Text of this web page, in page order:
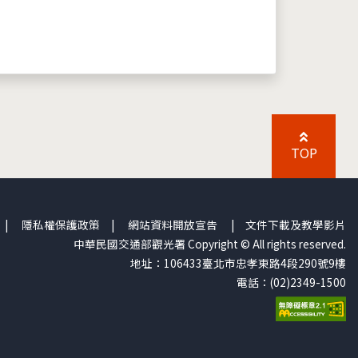
TOP
| 隱私權保護政策 | 網站資料開放宣告 | 文件下載及教學影片
中華民國交通部觀光署 Copyright © All rights reserved.
地址：106433臺北市忠孝東路4段290號9樓
電話：(02)2349-1500